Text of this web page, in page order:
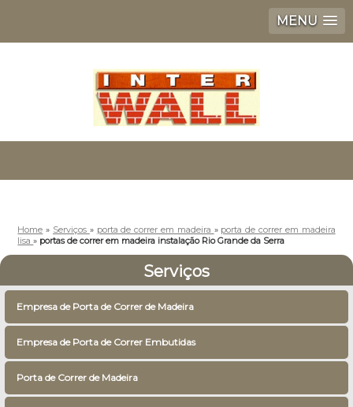
MENU
Home » Serviços » porta de correr em madeira » porta de correr em madeira
lisa» portas de correr em madeira instalação Rio Grande da Serra
Serviços
Empresa de Porta de Correr de Madeira
Empresa de Porta de Correr Embutidas
Porta de Correr de Madeira